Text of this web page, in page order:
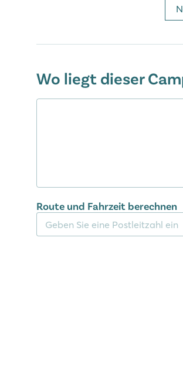
kochen, kann sich im
danach noch auf einen Absacker
Neu! Die Wait-App –
der Umgebung, wie Siena,
unbedingt einen Ausflug zur Insel
lieber in der Nähe von Le
Bolgheri, wo Sie fantastisch
Wo liegt dieser
Route und Fahrzeit berechnen